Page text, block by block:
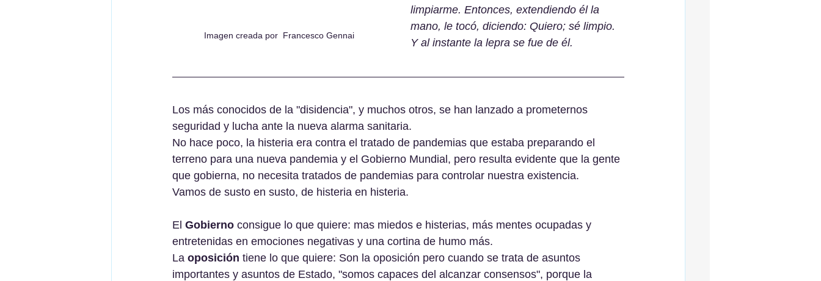
Imagen creada por  Francesco Gennai
limpiarme. Entonces, extendiendo él la
mano, le tocó, diciendo: Quiero; sé limpio.
Y al instante la lepra se fue de él.
Los más conocidos de la "disidencia", y muchos otros, se han lanzado a prometernos
seguridad y lucha ante la nueva alarma sanitaria.
No hace poco, la histeria era contra el tratado de pandemias que estaba preparando el
terreno para una nueva pandemia y el Gobierno Mundial, pero resulta evidente que la gente
que gobierna, no necesita tratados de pandemias para controlar nuestra existencia.
Vamos de susto en susto, de histeria en histeria.
El Gobierno consigue lo que quiere: mas miedos e histerias, más mentes ocupadas y
entretenidas en emociones negativas y una cortina de humo más.
La oposición tiene lo que quiere: Son la oposición pero cuando se trata de asuntos
importantes y asuntos de Estado, "somos capaces del alcanzar consensos", porque la